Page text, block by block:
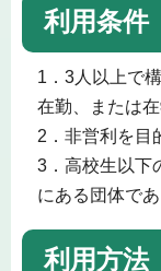
利用条件
1．3人以上で
在勤、または
2．非営利を目
3．高校生以下
にある団体であ
利用方法